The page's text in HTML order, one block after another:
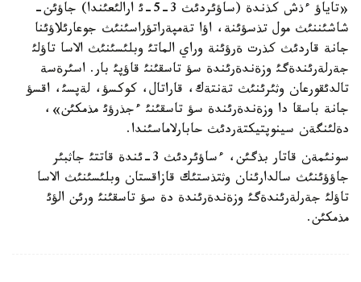
«تاياؤ ءذش كذندة (ساؤئردئث 3-5-ئ ارالئعئندا) جاؤئن-
شاشئننئث مول تذسؤئنة، اؤا تةمپةراتؤراسئنئث جوعارئلاؤئنا
جانة قاردئث كذرت ةرؤئنة وراي الماتئ وبلئسئنئث الاسا تاؤلئ
جةرلةرئندةگئ وزةندةرئندة سؤ تاسقئنئ قاؤپئ بار. اسئرةسة
تالدئقورعان وثئرئنئث تةنتةك، قاراتال، كوكسؤ، لةپسئ، اقسؤ
جانة باسقا دا وزةندةرئندة سؤ تاسقئنئ ءجذرؤئ مذمكئن»،
دةلئنگةن سينوپتيكتةردئث حابارلاماسئندا.
سونئمةن قاتار بذگئن، ءساؤئردئث 3-ئندة قاتتئ جاثبئر
جاؤؤئنئث سالدارئنان وثتذستئك قازاقستان وبلئسئنئث الاسا
تاؤلئ جةرلةرئندةگئ وزةندةرئندة دة سؤ تاسقئنئ ورئن الؤئ
مذمكئن.